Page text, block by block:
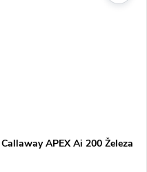
Callaway APEX Ai 200 Železa